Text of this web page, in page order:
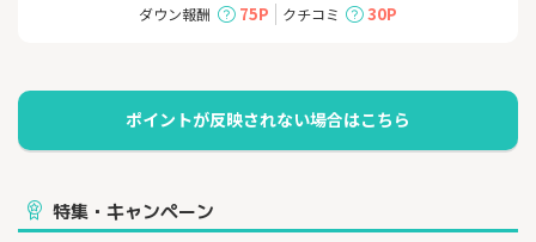
ダウン報酬 75P クチコミ 30P
特集・キャンペーン